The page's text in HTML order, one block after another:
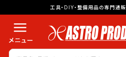
工具・DIY・整備用品の専門通